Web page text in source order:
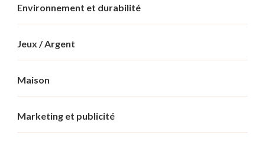
Environnement et durabilité
Jeux / Argent
Maison
Marketing et publicité